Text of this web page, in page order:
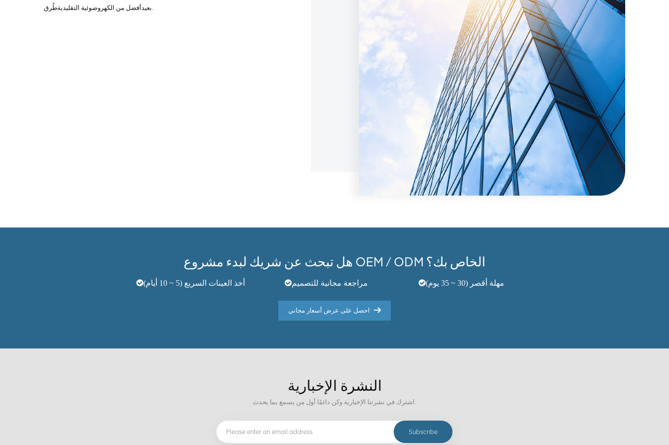
بعيدأفضل من الكهروضوئية التقليدية طُرق.
هل تبحث عن شريك لبدء مشروع OEM / ODM الخاص بك؟
أخذ العينات السريع (5 ~ 10 أيام) مراجعة مجانية للتصميم مهلة أقصر (30 ~ 35 يوم)
احصل على عرض أسعار مجاني
النشرة الإخبارية